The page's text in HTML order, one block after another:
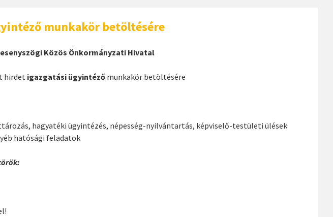
munkakör betöltésére
Közös Önkormányzati Hivatal
hirdetigazgatási ügyintéző munkakör betöltésére
hagyatéki ügyintézés, népesség-nyilvántartás, képviselő-testületi ülések
hatósági feladatok